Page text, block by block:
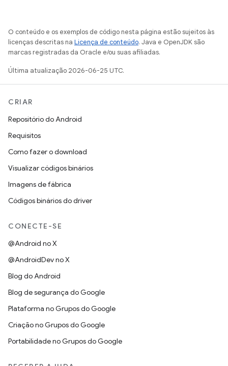
O conteúdo e os exemplos de código nesta página estão sujeitos às
licenças descritas na Licença de conteúdo. Java e OpenJDK são
marcas registradas da Oracle e/ou suas afiliadas.
Última atualização 2026-06-25 UTC.
CRIAR
Repositório do Android
Requisitos
Como fazer o download
Visualizar códigos binários
Imagens de fábrica
Códigos binários do driver
CONECTE-SE
@Android no X
@AndroidDev no X
Blog do Android
Blog de segurança do Google
Plataforma no Grupos do Google
Criação no Grupos do Google
Portabilidade no Grupos do Google